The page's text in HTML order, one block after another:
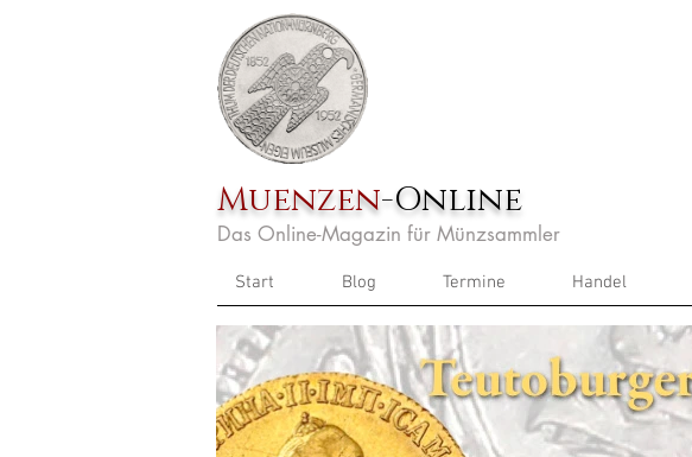
Muenzen-Online
Das Online-Magazin für Münzsammler
Start Blog Termine Handel